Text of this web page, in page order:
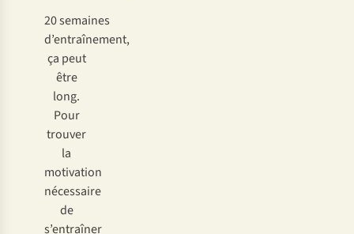
20 semaines
d’entraînement,
ça peut
être
long.
Pour
trouver
la
motivation
nécessaire
de
s’entraîner